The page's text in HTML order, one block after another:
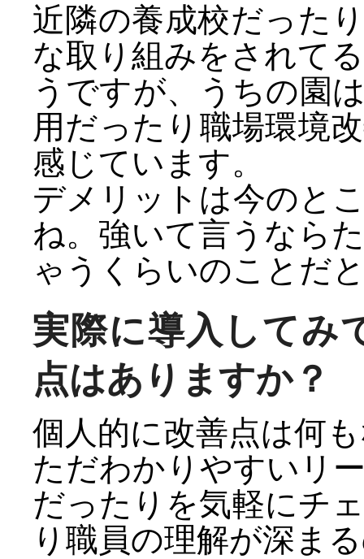
近隣の養成校だった
な取り組みをされて
うですが、うちの園
用だったり職場環境
感じています。
デメリットは今のと
ね。強いて言うなら
ゃうくらいのことだ
実際に導入してみ
点はありますか？
個人的に改善点は何
ただわかりやすいリ
だったりを気軽にチ
り職員の理解が深ま